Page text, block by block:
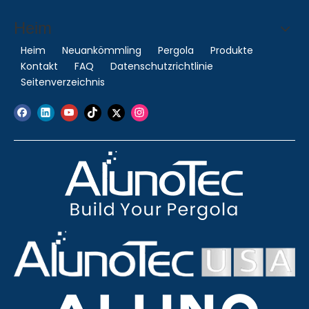
Heim
Heim Neuankömmling Pergola
Produkte
Kontakt
FAQ
Datenschutzrichtlinie
Seitenverzeichnis